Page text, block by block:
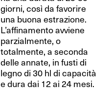
giorni, così da favorire
una buona estrazione.
L’affinamento avviene
parzialmente, o
totalmente, a seconda
delle annate, in fusti di
legno di 30 hl di capacità
e dura dai 12 ai 24 mesi.